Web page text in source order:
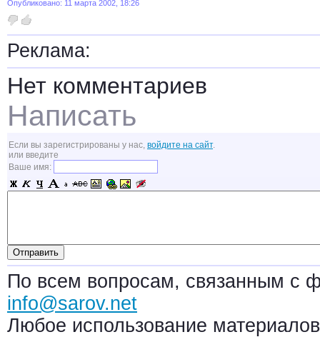
Опубликовано: 11 марта 2002, 18:26
Реклама:
Нет комментариев
Написать
Если вы зарегистрированы у нас, войдите на сайт.
или введите
Ваше имя:
По всем вопросам, связанным с
info@sarov.net
Любое использование